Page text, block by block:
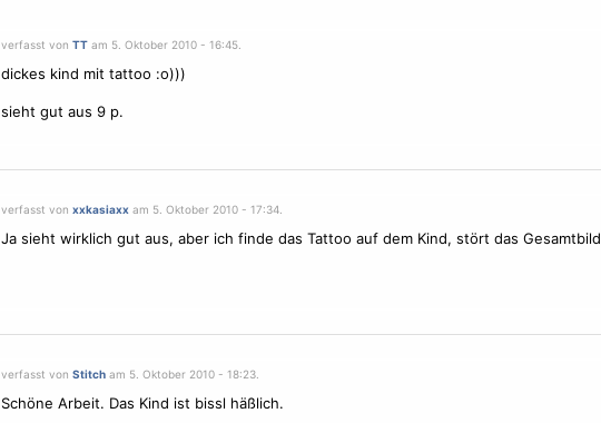
verfasst von TTam 5. Oktober 2010 - 16:45.
dickes kind mit tattoo :o)))
sieht gut aus 9 p.
verfasst von xxkasiaxxam 5. Oktober 2010 - 17:34.
Ja sieht wirklich gut aus, aber ich finde das Tattoo auf dem Kind, stört das Gesamtbild
verfasst von Stitcham 5. Oktober 2010 - 18:23.
Schöne Arbeit. Das Kind ist bissl häßlich.